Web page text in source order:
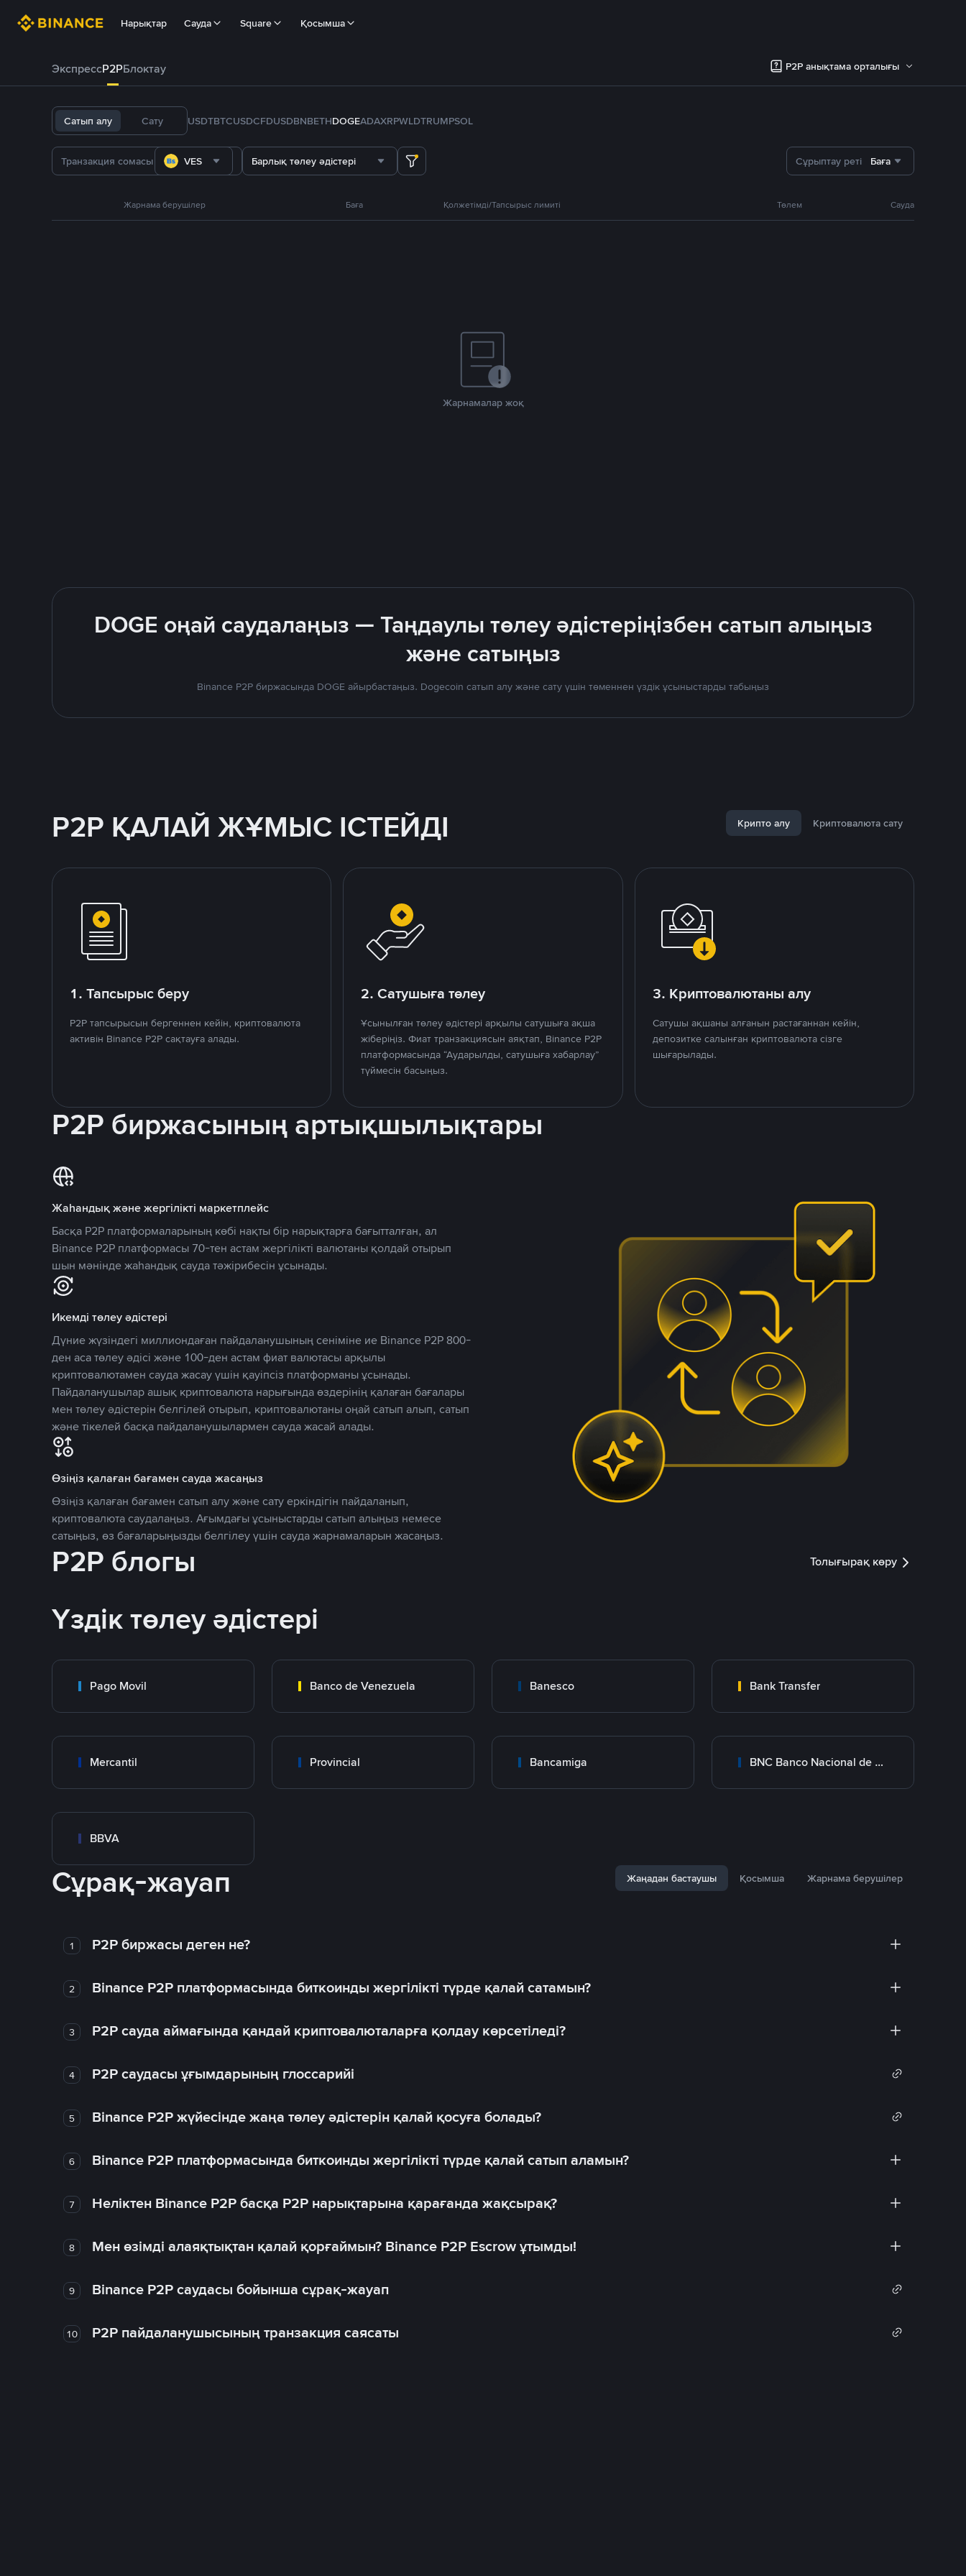
Нарықтар Сауда Square Қосымша
ЭкспрессP2PБлоктау P2P анықтама орталығы
Сатып алу Сату USDTBTCUSDCFDUSDBNBETHDOGEADAXRPWLDTRUMPSOL
VES Барлық төлеу әдістері Сұрыптау реті Баға
Жарнама берушілер Баға Қолжетімді/Тапсырыс лимиті Төлем Сауда
Жарнамалар жоқ
DOGE оңай саудалаңыз — Таңдаулы төлеу әдістеріңізбен сатып алыңыз
және сатыңыз
Binance P2P биржасында DOGE айырбастаңыз. Dogecoin сатып алу және сату үшін төменнен үздік ұсыныстарды табыңыз
P2P ҚАЛАЙ ЖҰМЫС ІСТЕЙДІ Крипто алу Криптовалюта сату
1. Тапсырыс беру
P2P тапсырысын бергеннен кейін, криптовалюта
активін Binance P2P сақтауға алады.
2. Сатушыға төлеу
Ұсынылған төлеу әдістері арқылы сатушыға ақша
жіберіңіз. Фиат транзакциясын аяқтап, Binance P2P
платформасында “Аударылды, сатушыға хабарлау”
түймесін басыңыз.
3. Криптовалютаны алу
Сатушы ақшаны алғанын растағаннан кейін,
депозитке салынған криптовалюта сізге
шығарылады.
P2P биржасының артықшылықтары
Жаһандық және жергілікті маркетплейс
Басқа P2P платформаларының көбі нақты бір нарықтарға бағытталған, ал
Binance P2P платформасы 70-тен астам жергілікті валютаны қолдай отырып
шын мәнінде жаһандық сауда тәжірибесін ұсынады.
Икемді төлеу әдістері
Дүние жүзіндегі миллиондаған пайдаланушының сеніміне ие Binance P2P 800-
ден аса төлеу әдісі және 100-ден астам фиат валютасы арқылы
криптовалютамен сауда жасау үшін қауіпсіз платформаны ұсынады.
Пайдаланушылар ашық криптовалюта нарығында өздерінің қалаған бағалары
мен төлеу әдістерін белгілей отырып, криптовалютаны оңай сатып алып, сатып
және тікелей басқа пайдаланушылармен сауда жасай алады.
Өзіңіз қалаған бағамен сауда жасаңыз
Өзіңіз қалаған бағамен сатып алу және сату еркіндігін пайдаланып,
криптовалюта саудалаңыз. Ағымдағы ұсыныстарды сатып алыңыз немесе
сатыңыз, өз бағаларыңызды белгілеу үшін сауда жарнамаларын жасаңыз.
P2P блогы Толығырақ көру
Үздік төлеу әдістері
Pago Movil Banco de Venezuela Banesco Bank Transfer
Mercantil Provincial Bancamiga BNC Banco Nacional de Crédito
BBVA
Сұрақ-жауап Жаңадан бастаушы Қосымша Жарнама берушілер
1 P2P биржасы деген не?
2 Binance P2P платформасында биткоинды жергілікті түрде қалай сатамын?
3 P2P сауда аймағында қандай криптовалюталарға қолдау көрсетіледі?
4 P2P саудасы ұғымдарының глоссарийі
5 Binance P2P жүйесінде жаңа төлеу әдістерін қалай қосуға болады?
6 Binance P2P платформасында биткоинды жергілікті түрде қалай сатып аламын?
7 Неліктен Binance P2P басқа P2P нарықтарына қарағанда жақсырақ?
8 Мен өзімді алаяқтықтан қалай қорғаймын? Binance P2P Escrow ұтымды!
9 Binance P2P саудасы бойынша сұрақ-жауап
10 P2P пайдаланушысының транзакция саясаты